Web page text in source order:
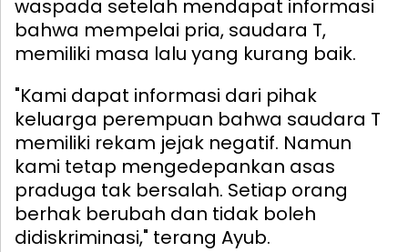
waspada setelah mendapat informasi
bahwa mempelai pria, saudara T,
memiliki masa lalu yang kurang baik.
"Kami dapat informasi dari pihak
keluarga perempuan bahwa saudara T
memiliki rekam jejak negatif. Namun
kami tetap mengedepankan asas
praduga tak bersalah. Setiap orang
berhak berubah dan tidak boleh
didiskriminasi," terang Ayub.